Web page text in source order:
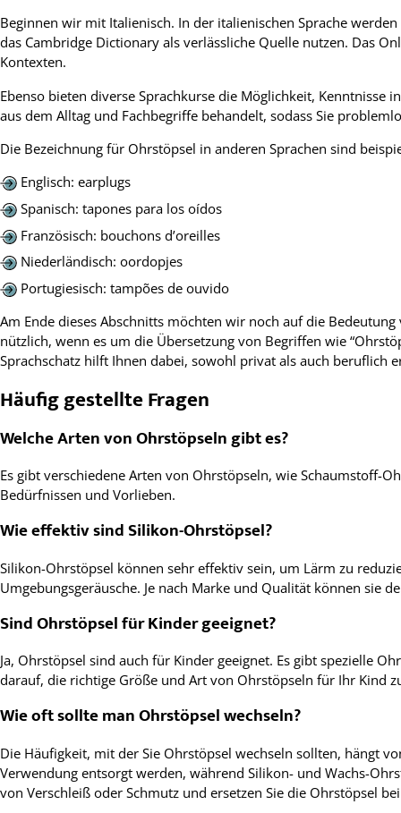
Beginnen wir mit Italienisch. In der italienischen Sprache
das Cambridge Dictionary als verlässliche Quelle nutzen. Das
Kontexten.
Ebenso bieten diverse Sprachkurse die Möglichkeit, Kenntnisse
aus dem Alltag und Fachbegriffe behandelt, sodass Sie
Die Bezeichnung für Ohrstöpsel in anderen Sprachen sind
Englisch: earplugs
Spanisch: tapones para los oídos
Französisch: bouchons d’oreilles
Niederländisch: oordopjes
Portugiesisch: tampões de ouvido
Am Ende dieses Abschnitts möchten wir noch auf die
nützlich, wenn es um die Übersetzung von Begriffen wie
Sprachschatz hilft Ihnen dabei, sowohl privat als auch beruflich
Häufig gestellte Fragen
Welche Arten von Ohrstöpseln gibt es?
Es gibt verschiedene Arten von Ohrstöpseln, wie Schaumstoff-
Bedürfnissen und Vorlieben.
Wie effektiv sind Silikon-Ohrstöpsel?
Silikon-Ohrstöpsel können sehr effektiv sein, um Lärm zu
Umgebungsgeräusche. Je nach Marke und Qualität können sie
Sind Ohrstöpsel für Kinder geeignet?
Ja, Ohrstöpsel sind auch für Kinder geeignet. Es gibt spezielle
darauf, die richtige Größe und Art von Ohrstöpseln für Ihr Kind
Wie oft sollte man Ohrstöpsel wechseln?
Die Häufigkeit, mit der Sie Ohrstöpsel wechseln sollten, hängt
Verwendung entsorgt werden, während Silikon- und Wachs-
von Verschleiß oder Schmutz und ersetzen Sie die Ohrstöpsel